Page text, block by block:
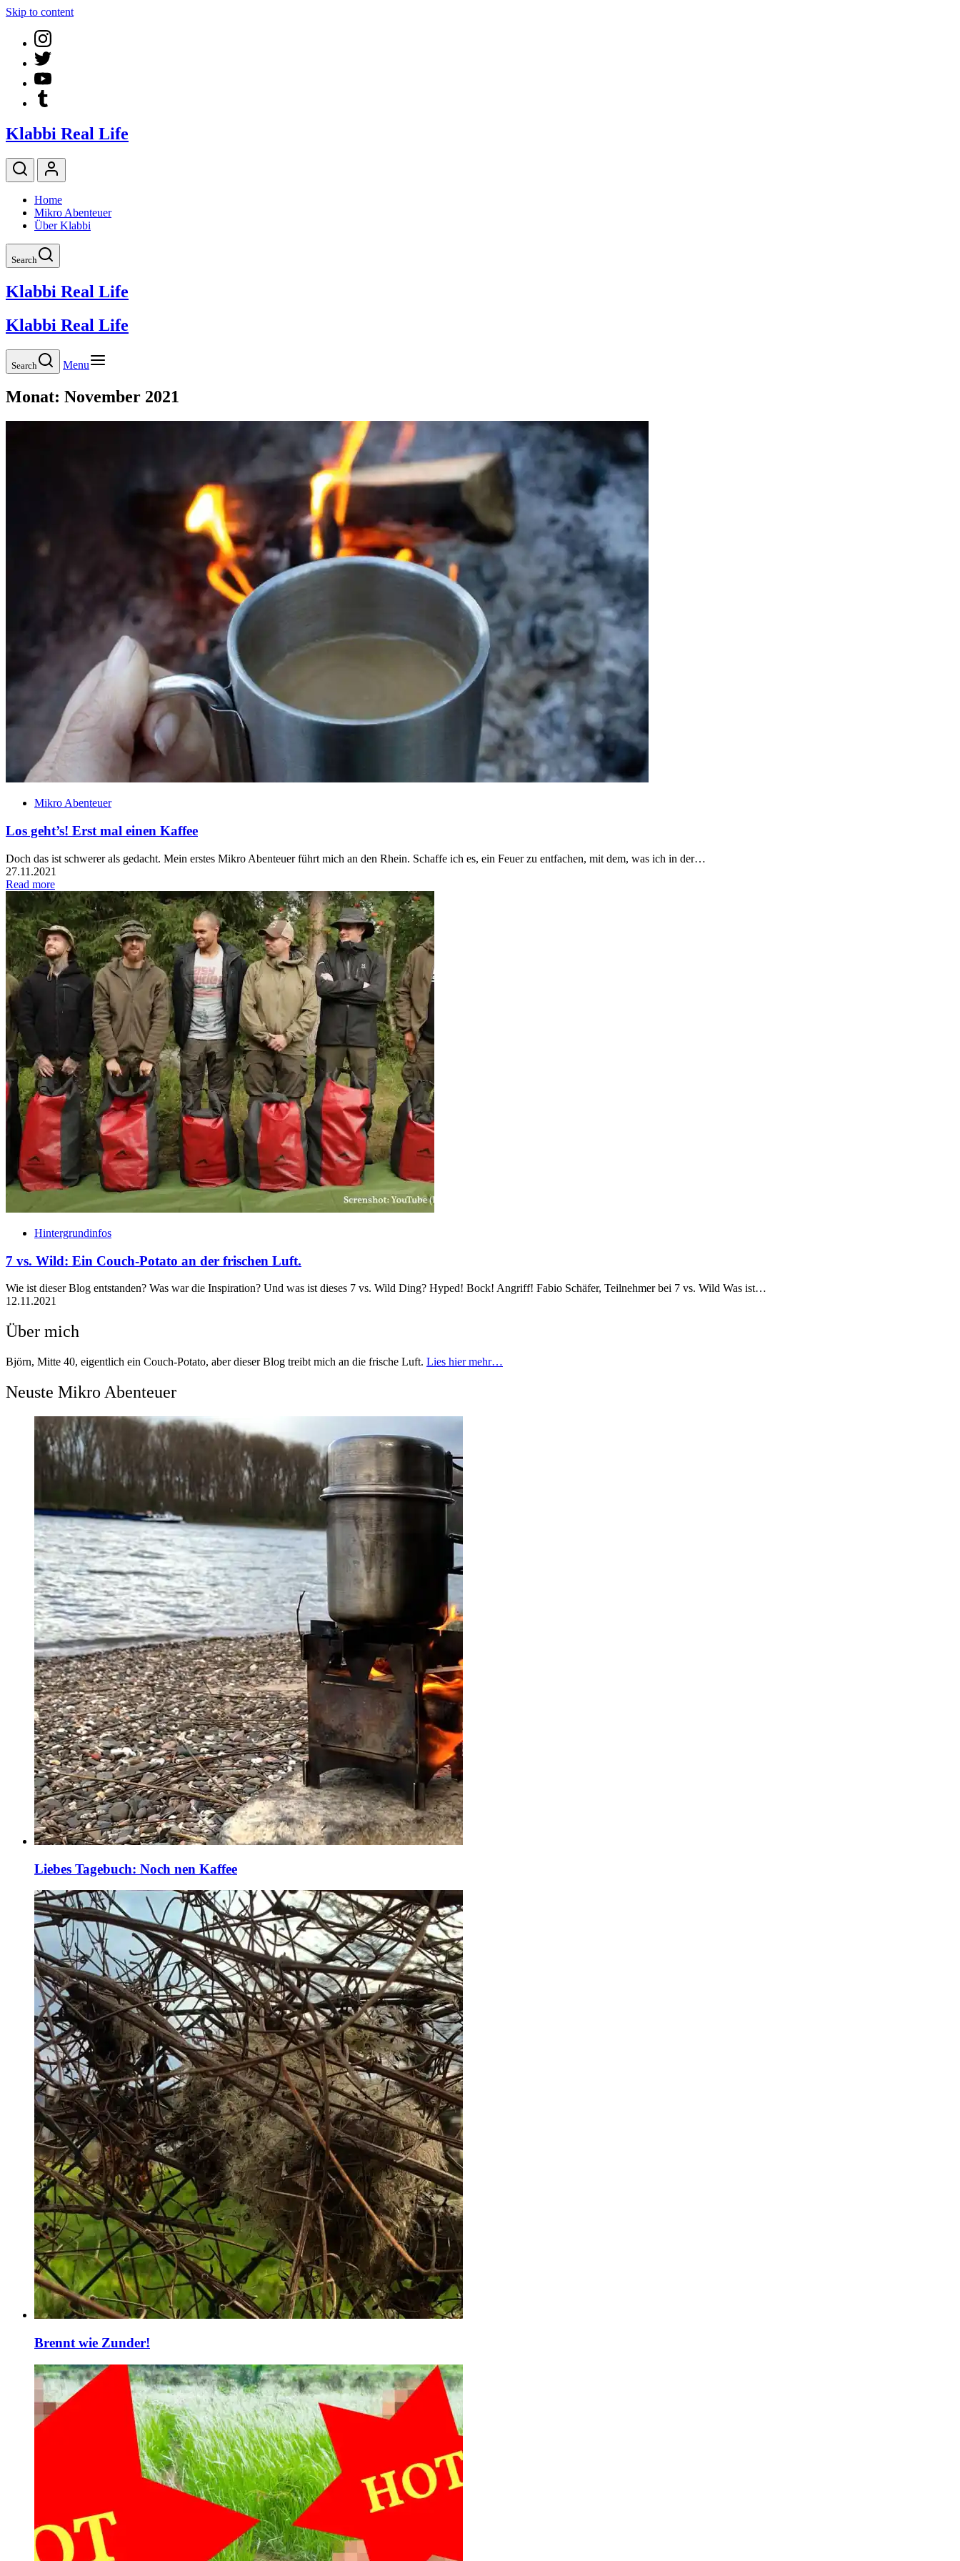
Skip to content
Klabbi Real Life
Home
Mikro Abenteuer
Über Klabbi
Search
Klabbi Real Life
Klabbi Real Life
Search Menu
Monat: November 2021
Mikro Abenteuer
Los geht’s! Erst mal einen Kaffee
Doch das ist schwerer als gedacht. Mein erstes Mikro Abenteuer führt mich an den Rhein. Schaffe ich es, ein Feuer zu entfachen, mit dem, was ich in der…
27.11.2021
Read more
Hintergrundinfos
7 vs. Wild: Ein Couch-Potato an der frischen Luft.
Wie ist dieser Blog entstanden? Was war die Inspiration? Und was ist dieses 7 vs. Wild Ding? Hyped! Bock! Angriff! Fabio Schäfer, Teilnehmer bei 7 vs. Wild Was ist…
12.11.2021
Über mich
Björn, Mitte 40, eigentlich ein Couch-Potato, aber dieser Blog treibt mich an die frische Luft. Lies hier mehr…
Neuste Mikro Abenteuer
Liebes Tagebuch: Noch nen Kaffee
Brennt wie Zunder!